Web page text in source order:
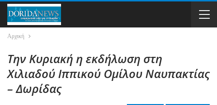
Αρχική
Την Κυριακή η εκδήλωση στη
Χιλιαδού Ιππικού Ομίλου Ναυπακτίας
– Δωρίδας